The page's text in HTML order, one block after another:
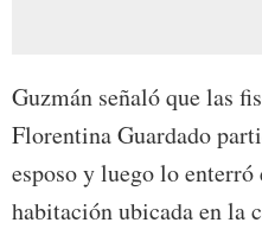
Guzmán señaló que las
Florentina Guardado
esposo y luego lo enterró
habitación ubicada en la